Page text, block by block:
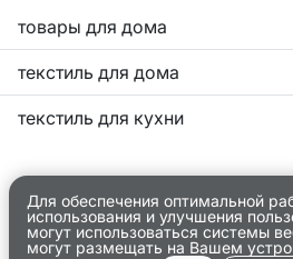
товары для дома
текстиль для дома
текстиль для кухни
Для обеспечения оптимальной
использования и улучшения
могут использоваться системы
могут размещать на Вашем